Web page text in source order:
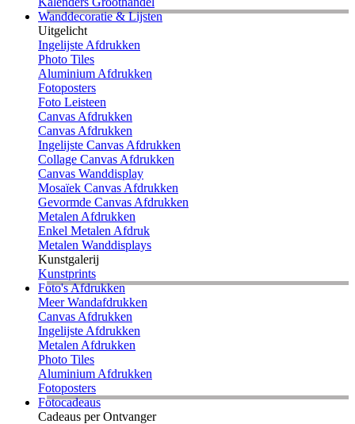
Wanddecoratie & Lijsten
Uitgelicht
Ingelijste Afdrukken
Photo Tiles
Aluminium Afdrukken
Fotoposters
Foto Leisteen
Canvas Afdrukken
Canvas Afdrukken
Ingelijste Canvas Afdrukken
Collage Canvas Afdrukken
Canvas Wanddisplay
Mosaïek Canvas Afdrukken
Gevormde Canvas Afdrukken
Metalen Afdrukken
Enkel Metalen Afdruk
Metalen Wanddisplays
Kunstgalerij
Kunstprints
Foto's Afdrukken
Meer Wandafdrukken
Canvas Afdrukken
Ingelijste Afdrukken
Metalen Afdrukken
Photo Tiles
Aluminium Afdrukken
Fotoposters
Fotocadeaus
Cadeaus per Ontvanger